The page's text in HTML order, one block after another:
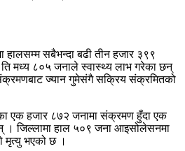
हालसम्म सबैभन्दा बढी तीन हजार ३९९
ति मध्य ८०५ जनाले स्वास्थ्य लाभ गरेका छन्
ज्यान गुमेसंगै सक्रिय संक्रमितको
एक हजार ८७२ जनामा संक्रमण हुँदा एक
। जिल्लामा हाल ५०९ जना आइसोलेसनमा
भएको छ ।